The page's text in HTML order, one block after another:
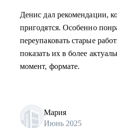
Денис дал рекомендации,
пригодятся. Особенно
переупаковать старые
показать их в более
момент, формате.
Мария
Июнь 2025